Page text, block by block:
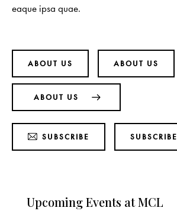
eaque ipsa quae.
ABOUT US ABOUT US
ABOUT US
SUBSCRIBE SUBSCRIBE
Upcoming Events at MCL